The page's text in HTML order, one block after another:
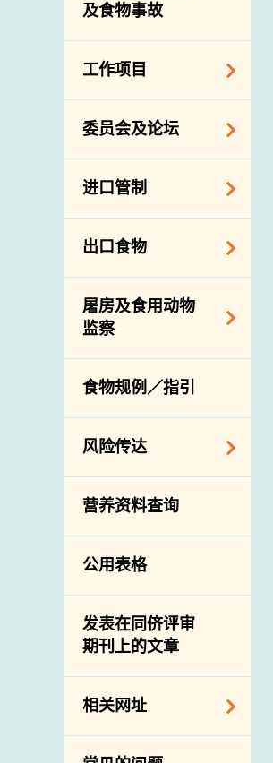
及食物事故
工作项目
降低膳食中的钠和
糖
食物安全重点控制
系统
基因改造食物
资料
食物安全之风险评
估
食物事故应变及管
理
食物消费量调查
总膳食研究
有机食物
高风险食物
抗菌素耐药性
委员会及论坛
食物安全专家委员
会
消费者联系小组
进口管制
食物进口商和食物
分销商登记制度
络内地有关当局
进口食物管制
口检验
出口食物
出口验证
出口食物往内地
出口商及业界的消
息
屠房及食用动物
监察
规管农业化学物及
兽医药物在食用动
物上的使用
屠房及疾病监测
宰前检验
宰后检验
结果
屠房及肉类检验
食物规例／指引
风险传达
主题项目
项目及活动
资讯平台
下载
公开比赛
营养资料查询
公用表格
发表在同侪评审
期刊上的文章
相关网址
相关政府部门／机